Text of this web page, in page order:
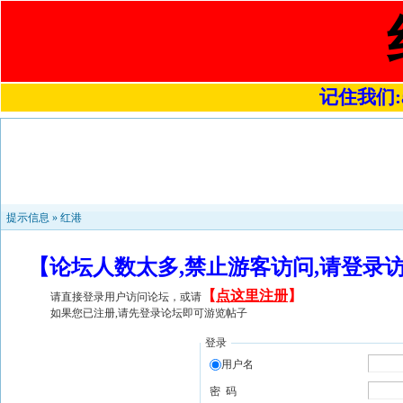
记住我们
提示信息 » 红港
【论坛人数太多,禁止游客访问,请登
请直接登录用户访问论坛，或请 【 点这里注册】
如果您已注册,请先登录论坛即可游览帖子
登录
用户名
密 码